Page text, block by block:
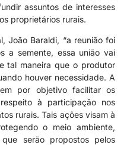
assuntos de interesses
proprietários rurais.
João Baraldi, “a reunião foi
a semente, essa união vai
tal maneira que o produtor
houver necessidade. A
por objetivo facilitar os
à participação nos
rurais. Tais ações visam à
o meio ambiente,
serão propostos pelos